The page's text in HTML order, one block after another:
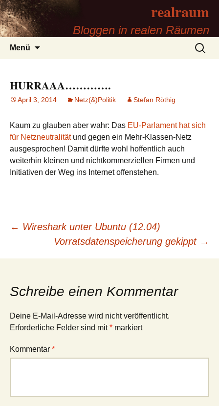
realraum
Bloggen in realen Räumen
Menü
Suchen
nach:
HURRAAA………….
April 3, 2014 Netz(&)Politik Stefan Röthig
Kaum zu glauben aber wahr: Das EU-Parlament hat sich
für Netzneutralitätund gegen ein Mehr-Klassen-Netz
ausgesprochen! Damit dürfte wohl hoffentlich auch
weiterhin kleinen und nichtkommerziellen Firmen und
Initiativen der Weg ins Internet offenstehen.
Beitrags-
Navigation
← Wireshark unter Ubuntu (12.04)
Vorratsdatenspeicherung gekippt →
Schreibe einen Kommentar
Deine E-Mail-Adresse wird nicht veröffentlicht.
Erforderliche Felder sind mit* markiert
Kommentar *